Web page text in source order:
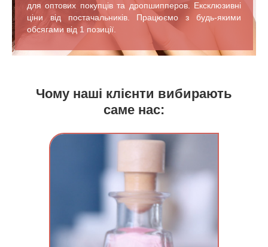
для оптових покупців та дропшипперов. Ексклюзивні
ціни від постачальників. Працюємо з будь-якими
обсягами від 1 позиції.
Чому наші клієнти вибирають
саме нас: